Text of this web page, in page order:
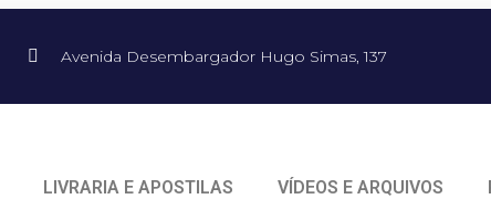
Avenida Desembargador Hugo Simas, 137
LIVRARIA E APOSTILAS VÍDEOS E ARQUIVOS